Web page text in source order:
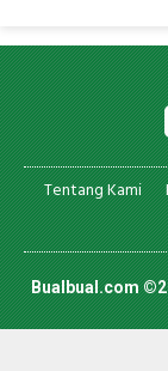
Tentang Kami
Bualbual.com